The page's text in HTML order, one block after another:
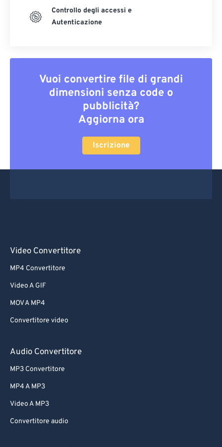
Controllo degli accessi e
Autenticazione
Vuoi convertire file di grandi
dimensioni senza code o
pubblicità?
Aggiorna ora
Iscrizione
Video Convertitore
MP4 Convertitore
Video A GIF
MOV A MP4
Convertitore video
Audio Convertitore
MP3 Convertitore
MP4 A MP3
Video A MP3
Convertitore audio